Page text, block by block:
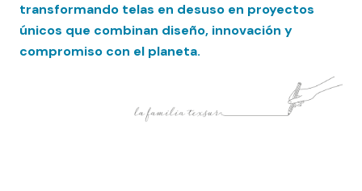
transformando telas en desuso en proyectos
únicos que combinan diseño, innovación y
compromiso con el planeta.